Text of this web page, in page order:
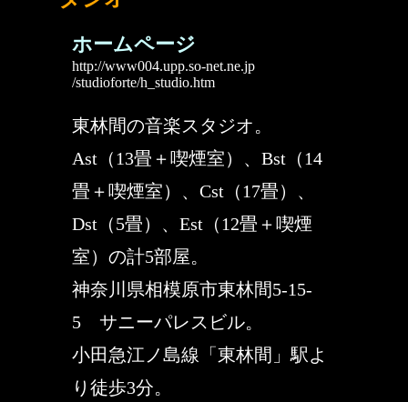
ホームページ
http://www004.upp.so-net.ne.jp
/studioforte/h_studio.htm
東林間の音楽スタジオ。
Ast（13畳＋喫煙室）、Bst（14
畳＋喫煙室）、Cst（17畳）、
Dst（5畳）、Est（12畳＋喫煙
室）の計5部屋。
神奈川県相模原市東林間5-15-
5 サニーパレスビル。
小田急江ノ島線「東林間」駅よ
り徒歩3分。